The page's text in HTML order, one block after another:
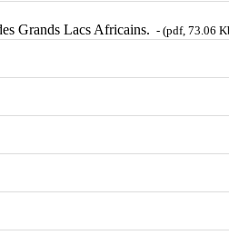
Grands Lacs Africains. - (pdf, 73.06